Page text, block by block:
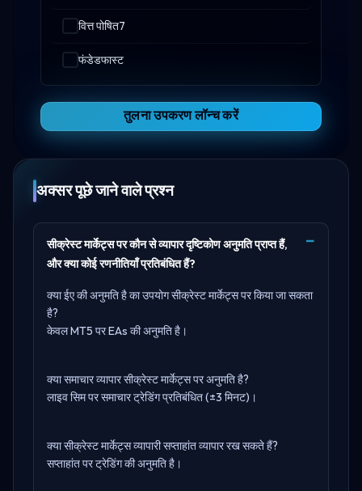
वित्त पोषित7
फंडेडफास्ट
तुलना उपकरण लॉन्च करें
अक्सर पूछे जाने वाले प्रश्न
सीक्रेस्ट मार्केट्स पर कौन से व्यापार दृष्टिकोण अनुमति प्राप्त हैं,
और क्या कोई रणनीतियाँ प्रतिबंधित हैं?
क्या ईए की अनुमति है का उपयोग सीक्रेस्ट मार्केट्स पर किया जा सकता
है?
केवल MT5 पर EAs की अनुमति है।
क्या समाचार व्यापार सीक्रेस्ट मार्केट्स पर अनुमति है?
लाइव सिम पर समाचार ट्रेडिंग प्रतिबंधित (±3 मिनट)।
क्या सीक्रेस्ट मार्केट्स व्यापारी सप्ताहांत व्यापार रख सकते हैं?
सप्ताहांत पर ट्रेडिंग की अनुमति है।